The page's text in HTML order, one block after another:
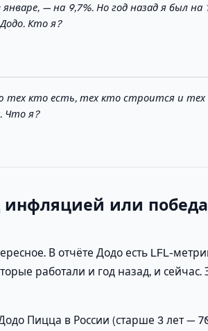
— на 9,7%. Но год назад я был на
Кто я?
тех кто есть, тех кто строится и
Что я?
инфляцией или победа
В отчёте Додо есть LFL-
работали и год назад, и
Пицца в России (старше 3 лет —